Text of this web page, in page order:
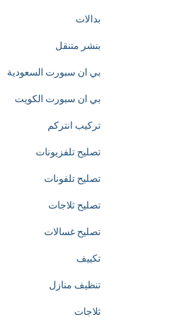
s
y
d
e
d
c
a
بدالات
بنشر متنقل
بي ان سبورت السعودية
بي ان سبورت الكويت
تركيب انتركم
تصليح تلفزيونات
تصليح تلفونات
تصليح ثلاجات
تصليح غسالات
تكييف
تنظيف منازل
ثلاجات